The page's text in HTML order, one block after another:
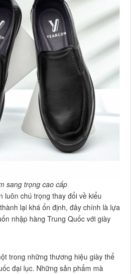
sang trọng cao cấp
luôn chú trọng thay đổi về kiểu
lại khá ổn định, đây chính là lựa
nhập hàng Trung Quốc với giày
trong những thương hiệu giày thể
đại lục. Những sản phẩm mà